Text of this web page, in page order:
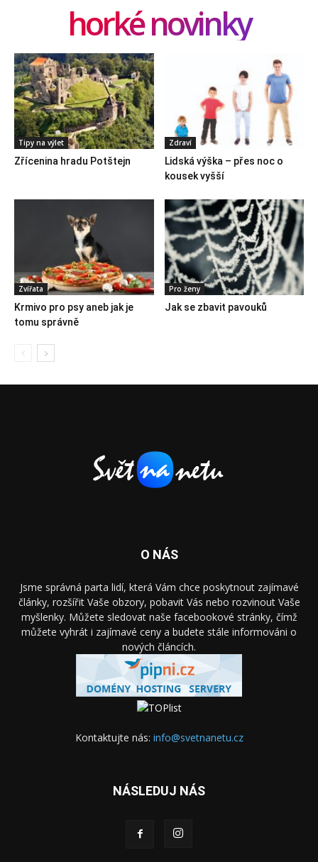
horké novinky
Tipy na výlet
Zřícenina hradu Potštejn
Zdraví
Lidská výška – přes noc o
kousek vyšší
Zvířata
Krmivo pro psy aneb jak je
tomu správně
Pro ženy
Jak se zbavit pavouků
O NÁS
Jsme správná parta lidí, která Vám chce poskytnout zajímavé
články, rozšířit Vaše obzory, pobavit Vás nebo rozvinout Vaše
myšlenky. Můžete sledovat naše facebookové stránky, čímž
můžete vyhrát i zajímavé ceny a budete stále informováni o
nových článcích.
Kontaktujte nás: info@svetnanetu.cz
NÁSLEDUJ NÁS